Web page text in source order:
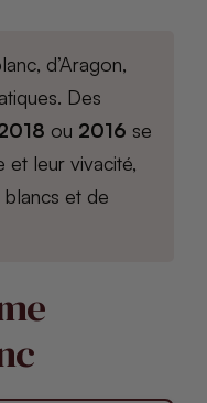
d’Aragon,
Des
ou 2016 se
et leur vivacité,
et de